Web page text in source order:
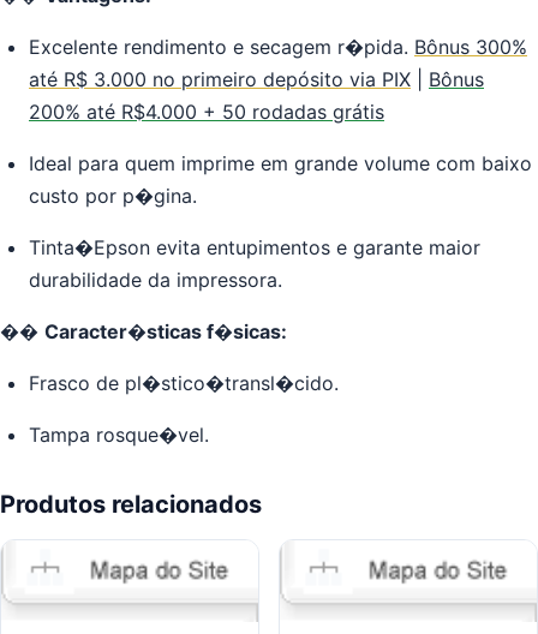
Excelente rendimento e secagem r�pida. Bônus 300%
até R$ 3.000 no primeiro depósito via PIX
Bônus
200% até R$4.000 + 50 rodadas grátis
Ideal para quem imprime em grande volume com baixo
custo por p�gina.
Tinta�Epson evita entupimentos e garante maior
durabilidade da impressora.
�� Caracter�sticas f�sicas:
Frasco de pl�stico�transl�cido.
Tampa rosque�vel.
Produtos relacionados